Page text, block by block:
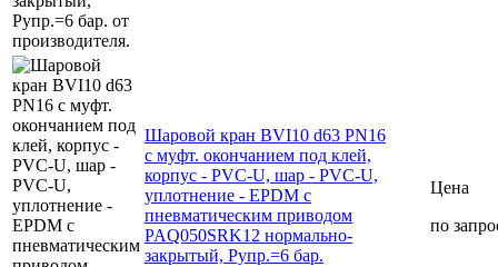
Шаровой кран BVI10 d63 PN16
с муфт. окончанием под клей,
корпус - PVC-U, шар - PVC-U,
уплотнение - EPDM с
пневматическим приводом
PAQ050SRK12 нормально-
закрытый, Рупр.=6 бар.
Цена
по